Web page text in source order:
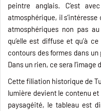
peintre anglais. C’est
atmosphérique, il
atmosphériques non pas
qu’elle est diffuse et qu’à
contours des formes dans
Dans un rien, ce sera l’image
Cette filiation historique de
lumière devient le contenu
paysagéité, le tableau est